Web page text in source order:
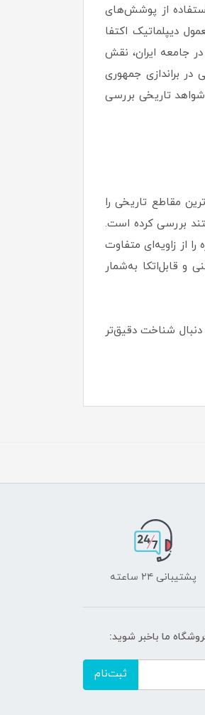
از پوشش‌های
دیپلماتیک اکتفا
جامعه ایران، نقش
در براندازی جمهوری
شواهد تاریخی بررسی
مقاطع تاریخی را
بررسی کرده است.
از زاویه‌ای متفاوت
و قابل‌اتکا به‌شمار
دنبال شناخت دقیق‌تر
پشتیبانی ۲۴ ساعته
ما باخبر شوید:
ثبت‌نام